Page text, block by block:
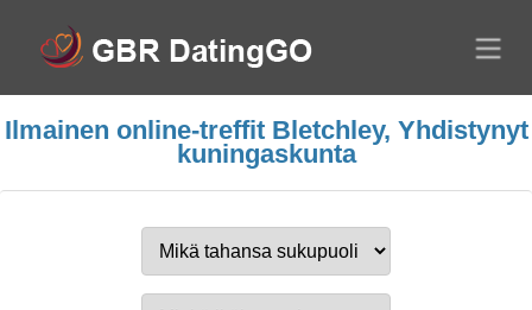
Ilmainen online-treffit Bletchley, Yhdistynyt
kuningaskunta